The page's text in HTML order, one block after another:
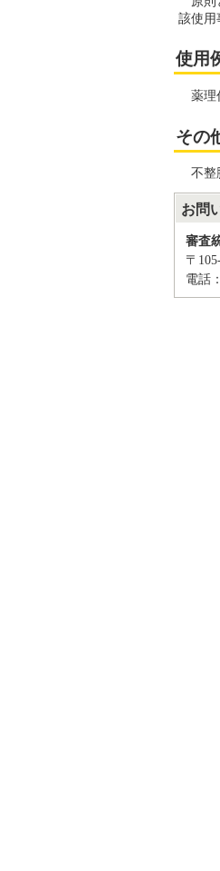
該使用
使用
薬理
その
不整
お問
審査
〒
電話